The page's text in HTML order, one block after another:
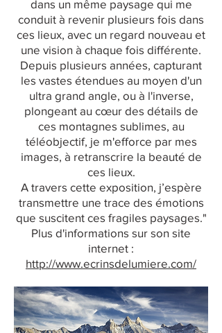
dans un même paysage qui me
conduit à revenir plusieurs fois dans
ces lieux, avec un regard nouveau et
une vision à chaque fois différente.
Depuis plusieurs années, capturant
les vastes étendues au moyen d'un
ultra grand angle, ou à l'inverse,
plongeant au cœur des détails de
ces montagnes sublimes, au
téléobjectif, je m'efforce par mes
images, à retranscrire la beauté de
ces lieux.
A travers cette exposition, j’espère
transmettre une trace des émotions
que suscitent ces fragiles paysages."
Plus d'informations sur son site
internet :
http://www.ecrinsdelumiere.com/